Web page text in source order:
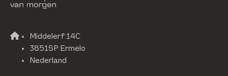
Middelerf 14C
3851SP Ermelo
Nederland